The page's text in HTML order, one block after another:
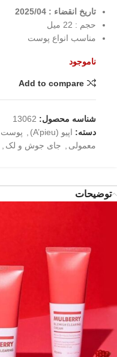
تاریخ انقضاء : 2025/04
حجم : 22 میل
مناسب انواع پوست
ناموجود
Add to compare
شناسه محصول: 13062
دسته: اپیو (A’pieu)
معمولی
جای جوش و لک
توضیحات